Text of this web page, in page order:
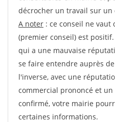
décrocher un travail sur un
A noter : ce conseil ne vaut
(premier conseil) est
qui a une mauvaise
se faire entendre auprès
l'inverse, avec une
commercial prononcé et
confirmé, votre mairie
certaines informations.